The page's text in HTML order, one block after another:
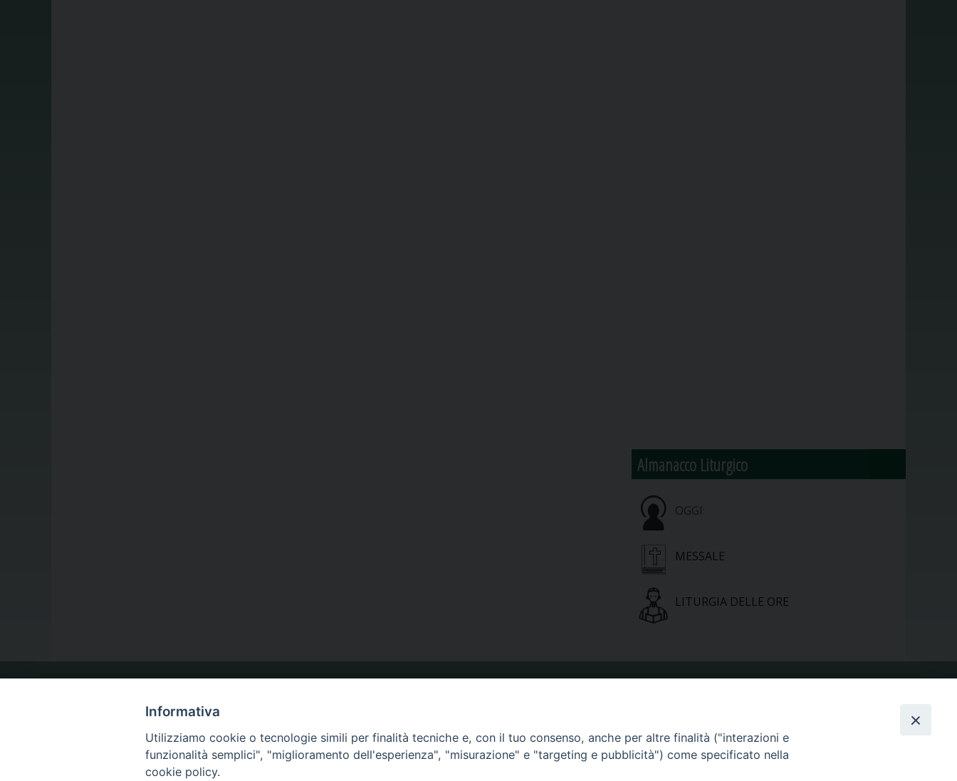
Almanacco Liturgico
OGGI:
MESSALE
LITURGIA DELLE ORE
LA NOSTRA DIOCESI
IL VESCOVO
CALENDARIO PASTORALE
PHOTOGALLERY
Informativa
Utilizziamo cookie o tecnologie simili per finalità tecniche e, con il tuo consenso, anche per altre finalità ("interazioni e
funzionalità semplici", "miglioramento dell'esperienza", "misurazione" e "targeting e pubblicità") come specificato nella
cookie policy.